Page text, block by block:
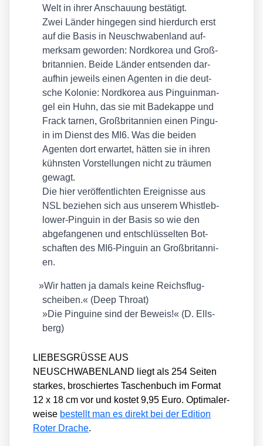
Welt in ihrer Anschau­ung bestä­tigt.
Zwei Län­der hin­ge­gen sind hier­durch erst
auf die Basis in Neu­schwa­ben­land auf­
merk­sam gewor­den: Nord­ko­rea und Groß­
bri­tan­ni­en. Bei­de Län­der ent­sen­den dar­
auf­hin jeweils einen Agen­ten in die deut­
sche Kolo­nie: Nord­ko­rea aus Pin­guin­man­
gel ein Huhn, das sie mit Bade­kap­pe und
Frack tar­nen, Groß­bri­tan­ni­en einen Pin­gu­
in im Dienst des MI6. Was die bei­den
Agen­ten dort erwar­tet, hät­ten sie in ihren
kühns­ten Vor­stel­lun­gen nicht zu träu­men
gewagt.
Die hier ver­öf­fent­lich­ten Ereig­nis­se aus
NSL bezie­hen sich aus unse­rem Whist­le­b­
lower-Pin­gu­in in der Basis so wie den
abge­fan­ge­nen und ent­schlüs­sel­ten Bot­
schaf­ten des MI6-Pin­gu­in an Groß­bri­tan­ni­
en.
»Wir hat­ten ja damals kei­ne Reichs­flug­
schei­ben.« (Deep Throat)
»Die Pin­gui­ne sind der Beweis!« (D. Ells­
berg)
LIEBESGRÜSSE AUS
NEUSCHWABENLAND liegt als 254 Sei­ten
star­kes, bro­schier­tes Taschen­buch im For­mat
12 x 18 cm vor und kos­tet 9,95 Euro. Opti­ma­ler­
wei­se bestellt man es direkt bei der Edi­ti­on
Roter Dra­che.